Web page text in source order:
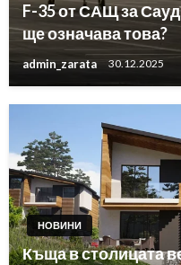
F-35 от САЩ за
ще означава това?
admin_zarata 30.12.2025
НОВИНИ
Къща в столицата